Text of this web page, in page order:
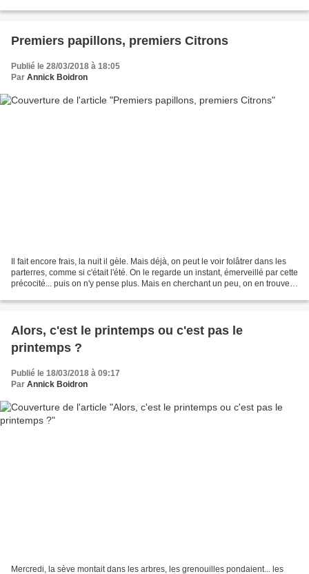
Premiers papillons, premiers Citrons
Publié le 28/03/2018 à 18:05
Par Annick Boidron
Il fait encore frais, la nuit il gèle. Mais déjà, on peut le voir folâtrer dans les
parterres, comme si c'était l'été. On le regarde un instant, émerveillé par cette
précocité... puis on n'y pense plus. Mais en cherchant un peu, on en trouve
Alors, c'est le printemps ou c'est pas le
printemps ?
Publié le 18/03/2018 à 09:17
Par Annick Boidron
Mercredi, la sève montait dans les arbres, les grenouilles pondaient... les